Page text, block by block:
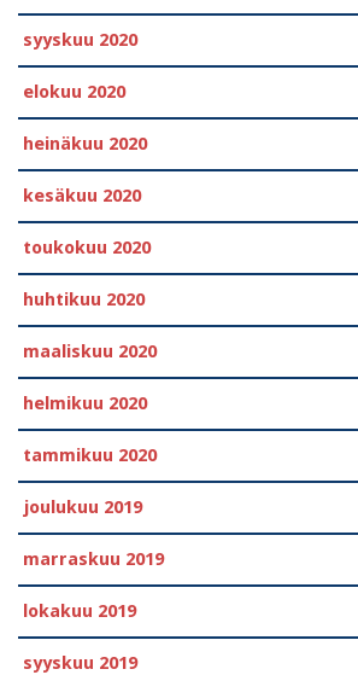
syyskuu 2020
elokuu 2020
heinäkuu 2020
kesäkuu 2020
toukokuu 2020
huhtikuu 2020
maaliskuu 2020
helmikuu 2020
tammikuu 2020
joulukuu 2019
marraskuu 2019
lokakuu 2019
syyskuu 2019